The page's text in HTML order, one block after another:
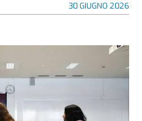
30 GIUGNO 2026